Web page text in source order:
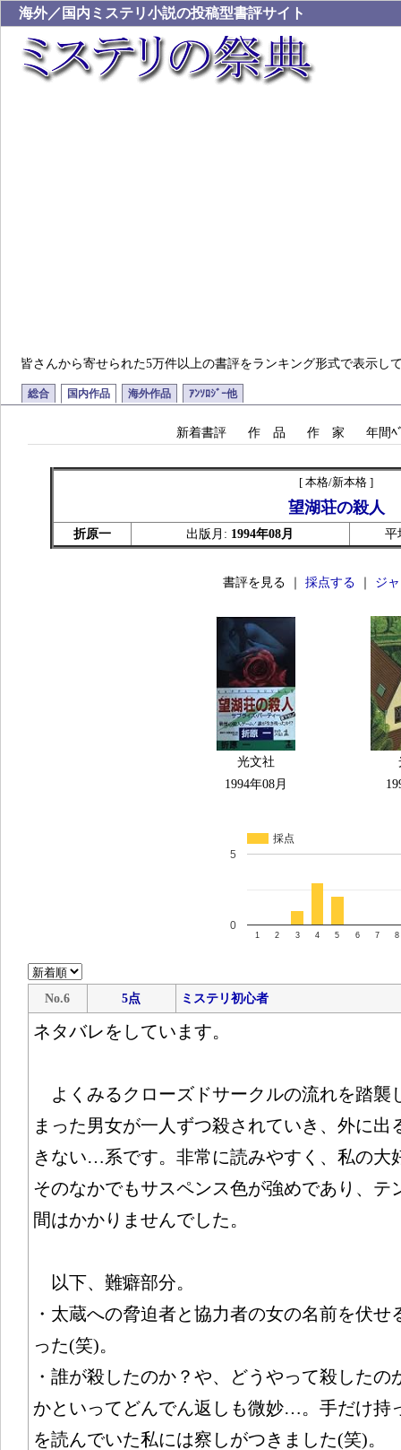
海外／国内ミステリ小説の投稿型書評サイト
皆さんから寄せられた5万件以上の書評をランキング形式で表示し
総合 国内作品 海外作品 ｱﾝｿﾛｼﾞｰ他
新着書評 作 品 作 家 年間ﾍ
[ 本格/新本格 ]
望湖荘の殺人
折原一 出版月: 1994年08月 平
書評を見る ｜ 採点する ジ
光文社
1994年08月
採点
1 2 3 4 5 6 7 8
0
5
No.6 5点 ミステリ初心者
ネタバレをしています。
よくみるクローズドサークルの流れを踏襲
まった男女が一人ずつ殺されていき、外に出
きない…系です。非常に読みやすく、私の大
そのなかでもサスペンス色が強めであり、テ
間はかかりませんでした。
以下、難癖部分。
・太蔵への脅迫者と協力者の女の名前を伏
った(笑)。
・誰が殺したのか？や、どうやって殺した
かといってどんでん返しも微妙…。手だけ持
を読んでいた私には察しがつきました(笑)。